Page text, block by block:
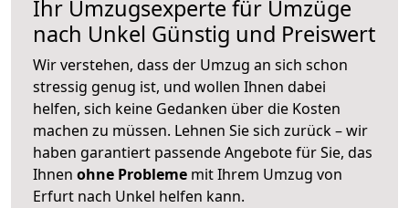
Ihr Umzugsexperte für Umzüge
nach Unkel Günstig und Preiswert
Wir verstehen, dass der Umzug an sich schon
stressig genug ist, und wollen Ihnen dabei
helfen, sich keine Gedanken über die Kosten
machen zu müssen. Lehnen Sie sich zurück – wir
haben garantiert passende Angebote für Sie, das
Ihnen ohne Probleme mit Ihrem Umzug von
Erfurt nach Unkel helfen kann.